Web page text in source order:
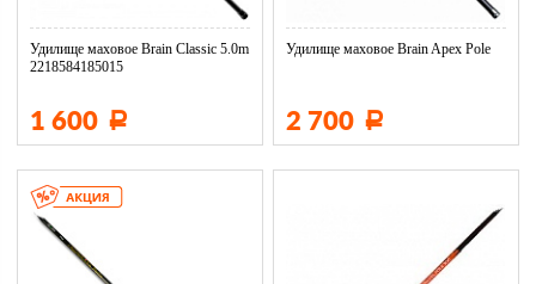
Удилище маховое Brain Classic 5.0m
2218584185015
1 600 Р
Удилище маховое Brain Apex Pole
2 700 Р